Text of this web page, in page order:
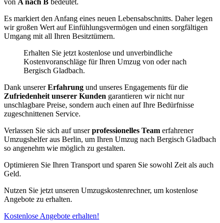
von A nach B bedeutet.
Es markiert den Anfang eines neuen Lebensabschnitts. Daher legen
wir großen Wert auf Einfühlungsvermögen und einen sorgfältigen
Umgang mit all Ihren Besitztümern.
Erhalten Sie jetzt kostenlose und unverbindliche
Kostenvoranschläge für Ihren Umzug von oder nach
Bergisch Gladbach.
Dank unsererErfahrung und unseres Engagements für die
Zufriedenheit unserer Kunden garantieren wir nicht nur
unschlagbare Preise, sondern auch einen auf Ihre Bedürfnisse
zugeschnittenen Service.
Verlassen Sie sich auf unserprofessionelles Team erfahrener
Umzugshelfer aus Berlin, um Ihren Umzug nach Bergisch Gladbach
so angenehm wie möglich zu gestalten.
Optimieren Sie Ihren Transport und sparen Sie sowohl Zeit als auch
Geld.
Nutzen Sie jetzt unseren Umzugskostenrechner, um kostenlose
Angebote zu erhalten.
Kostenlose Angebote erhalten!